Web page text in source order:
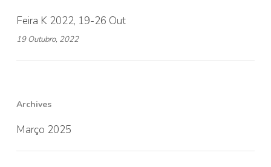
Feira K 2022, 19-26 Out
19 Outubro, 2022
Archives
Março 2025